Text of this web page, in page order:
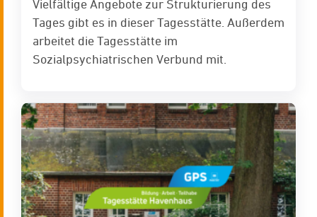
Vielfältige Angebote zur Strukturierung des
Tages gibt es in dieser Tagesstätte. Außerdem
arbeitet die Tagesstätte im
Sozialpsychiatrischen Verbund mit.